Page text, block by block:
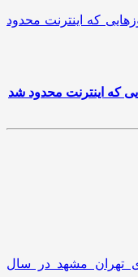
که اینترنت محدود شد